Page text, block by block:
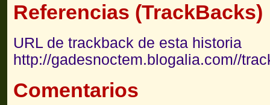
Referencias (TrackBacks)
URL de trackback de esta historia
http://gadesnoctem.blogalia.com//
Comentarios